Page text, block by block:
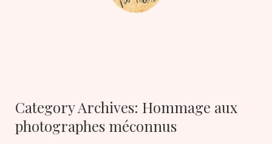
Category Archives: Hommage aux
photographes méconnus